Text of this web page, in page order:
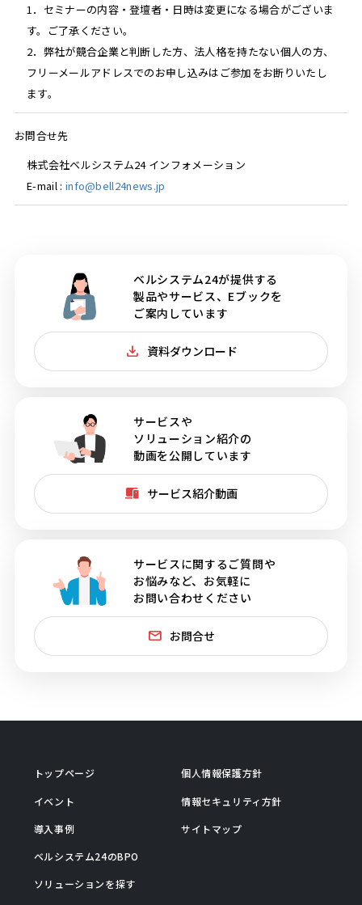
1．セミナーの内容・登壇者・日時は変更になる場合がございま
す。ご了承ください。
2．弊社が競合企業と判断した方、法人格を持たない個人の方、
フリーメールアドレスでのお申し込みはご参加をお断りいたし
ます。
お問合せ先
株式会社ベルシステム24 インフォメーション
E-mail : info@bell24news.jp
ベルシステム24が提供する
製品やサービス、Eブックを
ご案内しています
資料ダウンロード
サービスや
ソリューション紹介の
動画を公開しています
サービス紹介動画
サービスに関するご質問や
お悩みなど、お気軽に
お問い合わせください
お問合せ
トップページ
イベント
導入事例
ベルシステム24のBPO
ソリューションを探す
個人情報保護方針
情報セキュリティ方針
サイトマップ